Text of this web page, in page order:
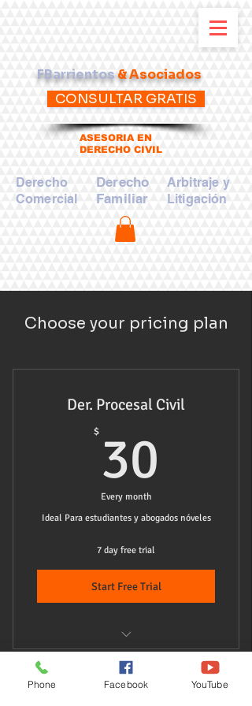
FBarrientos& Asociados
ASESORIA EN
DERECHO CIVIL
Derecho
Comercial
Derecho
Familiar
Arbitraje y
Litigación
CONSULTAR GRATIS
Choose your pricing plan
Der. Procesal Civil
$ 30
Every month
Ideal Para estudiantes y abogados nóveles
7 day free trial
Start Free Trial
Incluye Artículos básicos, Doctrina,
Modelos de memoriales
Elegir ciudad y abogado
Phone Facebook YouTube